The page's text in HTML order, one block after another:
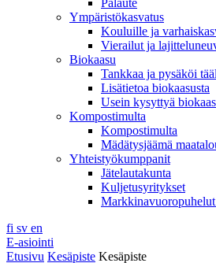
Palaute
Ympäristökasvatus
Kouluille ja
Vierailut ja
Biokaasu
Tankkaa ja pysäköi
Lisätietoa biokaasusta
Usein kysyttyä
Kompostimulta
Kompostimulta
Mädätysjäämä
Yhteistyökumppanit
Jätelautakunta
Kuljetusyritykset
fi sv en
E-asiointi
Etusivu Kesäpiste Kesäpiste